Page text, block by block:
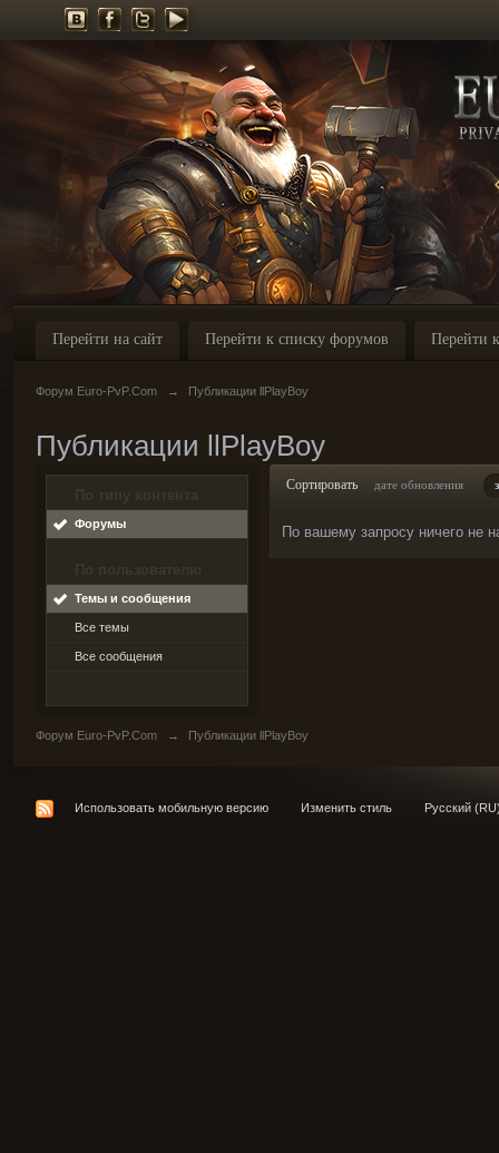
Перейти на сайт Перейти к списку форумов Перейти
Форум Euro-PvP.Com → Публикации llPlayBoy
Публикации llPlayBoy
По типу контента
Форумы
По пользователю
Темы и сообщения
Все темы
Все сообщения
Сортировать дате обновления
По вашему запросу ничего не
Форум Euro-PvP.Com → Публикации llPlayBoy
Использовать мобильную версию Изменить стиль Русский